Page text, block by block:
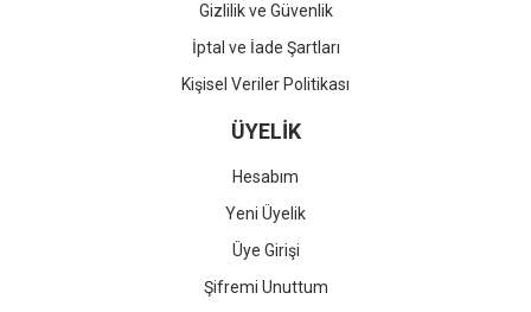
Gizlilik ve Güvenlik
İptal ve İade Şartları
Kişisel Veriler Politikası
ÜYELİK
Hesabım
Yeni Üyelik
Üye Girişi
Şifremi Unuttum